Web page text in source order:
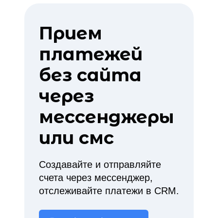
Прием
платежей
без сайта
через
мессенджеры
или смс
Создавайте и отправляйте
счета через мессенджер,
отслеживайте платежи в CRM.